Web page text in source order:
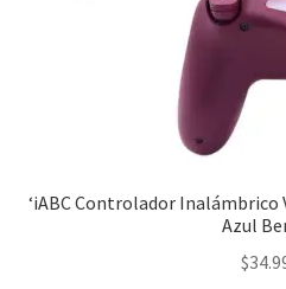
‘iABC Controlador Inalámbrico
Azul
$